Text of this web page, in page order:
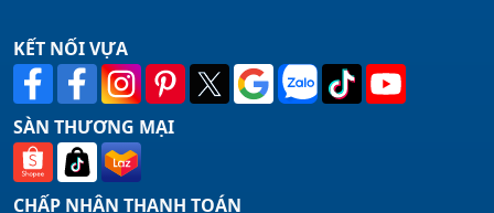
KẾT NỐI VỰA
SÀN THƯƠNG MẠI
CHẤP NHẬN THANH TOÁN